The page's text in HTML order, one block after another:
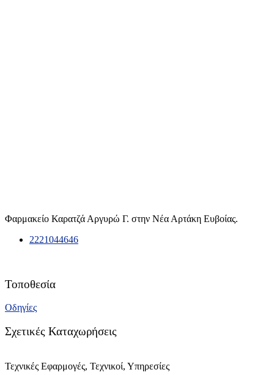
Φαρμακείο Καρατζά Αργυρώ Γ. στην Νέα Αρτάκη Ευβοίας.
2221044646
Τοποθεσία
Οδηγίες
Σχετικές Καταχωρήσεις
Τεχνικές Εφαρμογές, Τεχνικοί, Υπηρεσίες